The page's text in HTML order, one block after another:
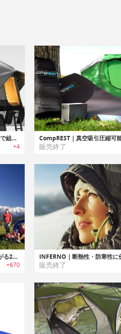
Air Cruiser｜ボタンプッシュで組み立て可能なルーフトップテント
+4 販売終了
DECATHLON｜2秒で立ち上がる2人用テント
+670 販売終了